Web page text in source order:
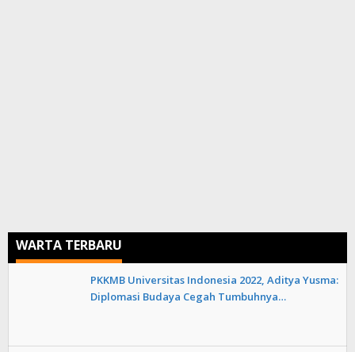
WARTA TERBARU
PKKMB Universitas Indonesia 2022, Aditya Yusma:
Diplomasi Budaya Cegah Tumbuhnya…